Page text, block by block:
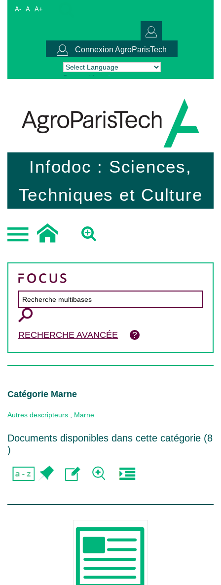
A- A A+
Connexion AgroParisTech
Powered by Translate
Infodoc : Sciences,
Techniques et Culture
RECHERCHE AVANCÉE
Catégorie Marne
Autres descripteurs Marne
Documents disponibles dans cette catégorie (8
)